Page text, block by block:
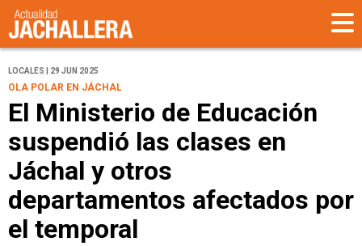
LOCALES | 29 JUN 2025
OLA POLAR EN JÁCHAL
El Ministerio de Educación
suspendió las clases en
Jáchal y otros
departamentos afectados por
el temporal